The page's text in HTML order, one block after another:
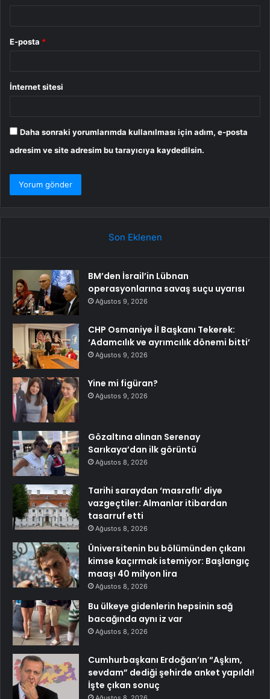
E-posta *
İnternet sitesi
Daha sonraki yorumlarımda kullanılması için adım, e-posta
adresim ve site adresim bu tarayıcıya kaydedilsin.
Son Eklenen
BM’den İsrail’in Lübnan
operasyonlarına savaş suçu uyarısı
Ağustos 9, 2026
CHP Osmaniye İl Başkanı Tekerek:
‘Adamcılık ve ayrımcılık dönemi bitti’
Ağustos 9, 2026
Yine mi figüran?
Ağustos 9, 2026
Gözaltına alınan Serenay
Sarıkaya’dan ilk görüntü
Ağustos 8, 2026
Tarihi saraydan ‘masraflı’ diye
vazgeçtiler: Almanlar itibardan
tasarruf etti
Ağustos 8, 2026
Üniversitenin bu bölümünden çıkanı
kimse kaçırmak istemiyor: Başlangıç
maaşı 40 milyon lira
Ağustos 8, 2026
Bu ülkeye gidenlerin hepsinin sağ
bacağında aynı iz var
Ağustos 8, 2026
Cumhurbaşkanı Erdoğan’ın “Aşkım,
sevdam” dediği şehirde anket yapıldı!
İşte çıkan sonuç